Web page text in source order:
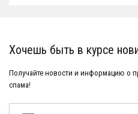
Хочешь быть в курсе
Получайте новости и информацию о
спама!